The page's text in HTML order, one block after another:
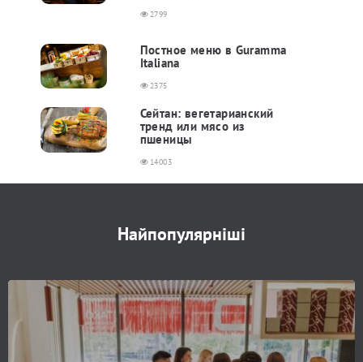
2799
Постное меню в Guramma
Italiana
2375
Сейтан: вегетарианский
тренд или мясо из
пшеницы
14003
Найпопулярніші